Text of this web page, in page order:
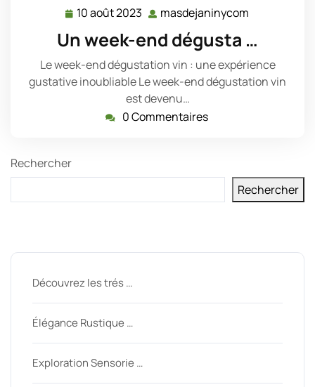
10 août 2023 10
août
2023
masdejaninycom
Un week-end dégusta …
Le week-end dégustation vin : une expérience
gustative inoubliable Le week-end dégustation vin
est devenu…
0 Commentaires
Rechercher
Rechercher
Découvrez les trés …
Élégance Rustique …
Exploration Sensorie …